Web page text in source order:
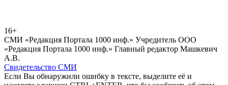
16+
СМИ «Редакция Портала 1000 инф.» Учредитель ООО
«Редакция Портала 1000 инф.» Главный редактор Машкевич
А.В.
Свидетельство СМИ
Если Вы обнаружили ошибку в тексте, выделите её и